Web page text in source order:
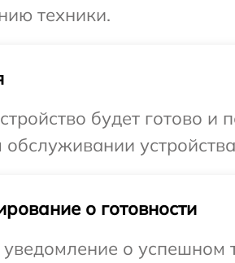
техники.
будет готово
обслуживании
о готовности
о успешном